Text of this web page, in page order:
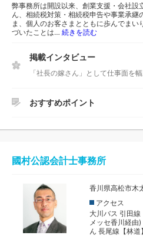
弊事務所は開設以来、創業支援・会社設
ん、相続税対策・相続税申告や事業承継
ま、個人のお客さまとともに歩んでま
づいたことは… 続きを読む
掲載インタビュー
「社長の嫁さん」として仕事面を
おすすめポイント
所長の和泉潤税理士は、国税で
税対策・相続税申告や事業承継
お持ちの税理士です。また、コ
続的な経営アドバイスなどにも
國村公認会計士事務所
香川県高松市木
アクセス
大川バス 引田
メッセ香川経由
ん 長尾線【林道】